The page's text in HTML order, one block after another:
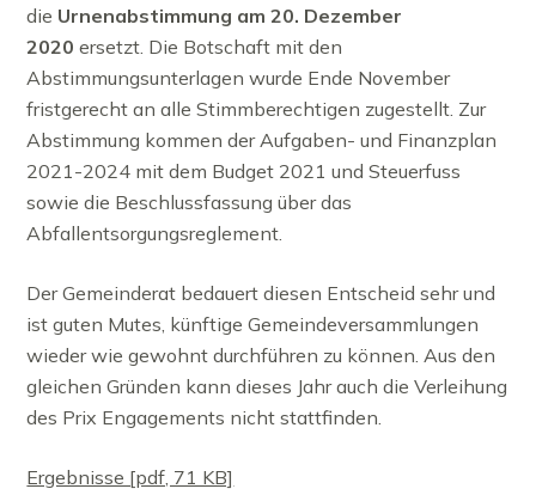
die Urnenabstimmung am 20. Dezember
2020 ersetzt. Die Botschaft mit den
Abstimmungsunterlagen wurde Ende November
fristgerecht an alle Stimmberechtigen zugestellt. Zur
Abstimmung kommen der Aufgaben- und Finanzplan
2021-2024 mit dem Budget 2021 und Steuerfuss
sowie die Beschlussfassung über das
Abfallentsorgungsreglement.
Der Gemeinderat bedauert diesen Entscheid sehr und
ist guten Mutes, künftige Gemeindeversammlungen
wieder wie gewohnt durchführen zu können. Aus den
gleichen Gründen kann dieses Jahr auch die Verleihung
des Prix Engagements nicht stattfinden.
Ergebnisse [pdf, 71 KB]